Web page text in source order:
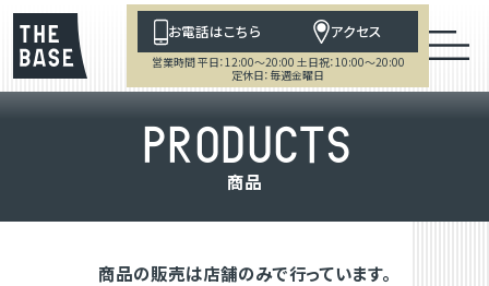
お電話はこちら アクセス
営業時間 平日：12:00～20:00 土日祝：10:00～20:00
定休日：毎週金曜日
PRODUCTS
商品
商品の販売は店舗のみで行っています。